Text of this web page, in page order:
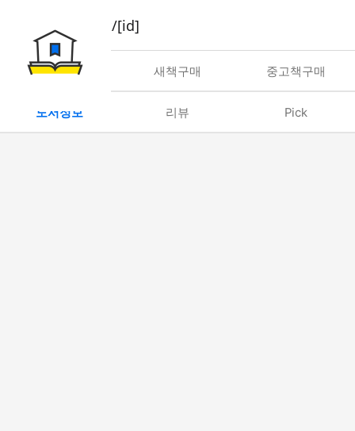
book/rent/[id]
대여 새책구매 중고책구매
도서정보 리뷰 Pick